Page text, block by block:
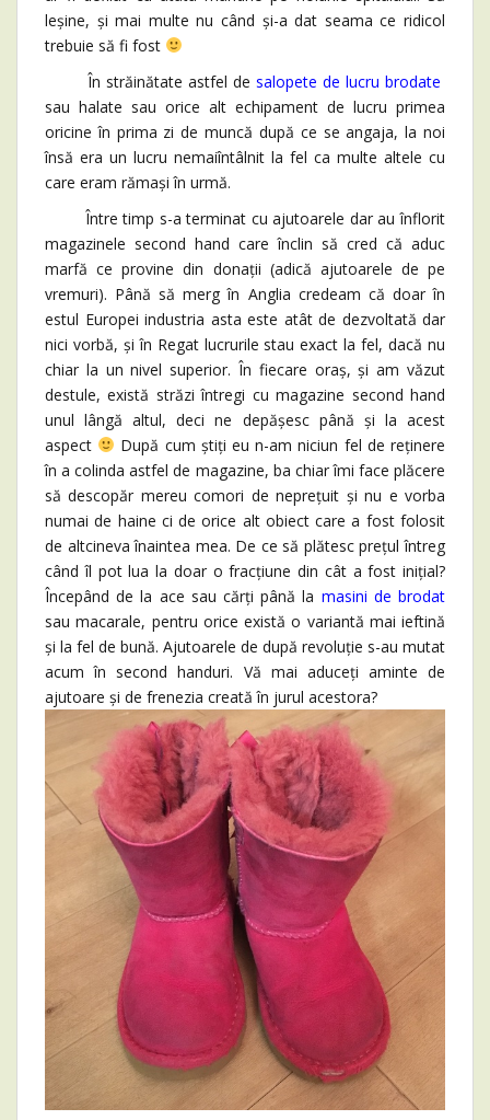
leșine, și mai multe nu când și-a dat seama ce ridicol
trebuie să fi fost
În străinătate astfel desalopete de lucru brodate
sau halate sau orice alt echipament de lucru primea
oricine în prima zi de muncă după ce se angaja, la noi
însă era un lucru nemaiîntâlnit la fel ca multe altele cu
care eram rămași în urmă.
Între timp s-a terminat cu ajutoarele dar au înflorit
magazinele second hand care înclin să cred că aduc
marfă ce provine din donații (adică ajutoarele de pe
vremuri). Până să merg în Anglia credeam că doar în
estul Europei industria asta este atât de dezvoltată dar
nici vorbă, și în Regat lucrurile stau exact la fel, dacă nu
chiar la un nivel superior. În fiecare oraș, și am văzut
destule, există străzi întregi cu magazine second hand
unul lângă altul, deci ne depășesc până și la acest
aspect
După cum știți eu n-am niciun fel de reținere
în a colinda astfel de magazine, ba chiar îmi face plăcere
să descopăr mereu comori de neprețuit și nu e vorba
numai de haine ci de orice alt obiect care a fost folosit
de altcineva înaintea mea. De ce să plătesc prețul întreg
când îl pot lua la doar o fracțiune din cât a fost inițial?
Începând de la ace sau cărți până la masini de brodat
sau macarale, pentru orice există o variantă mai ieftină
și la fel de bună. Ajutoarele de după revoluție s-au mutat
acum în second handuri. Vă mai aduceți aminte de
ajutoare și de frenezia creată în jurul acestora?